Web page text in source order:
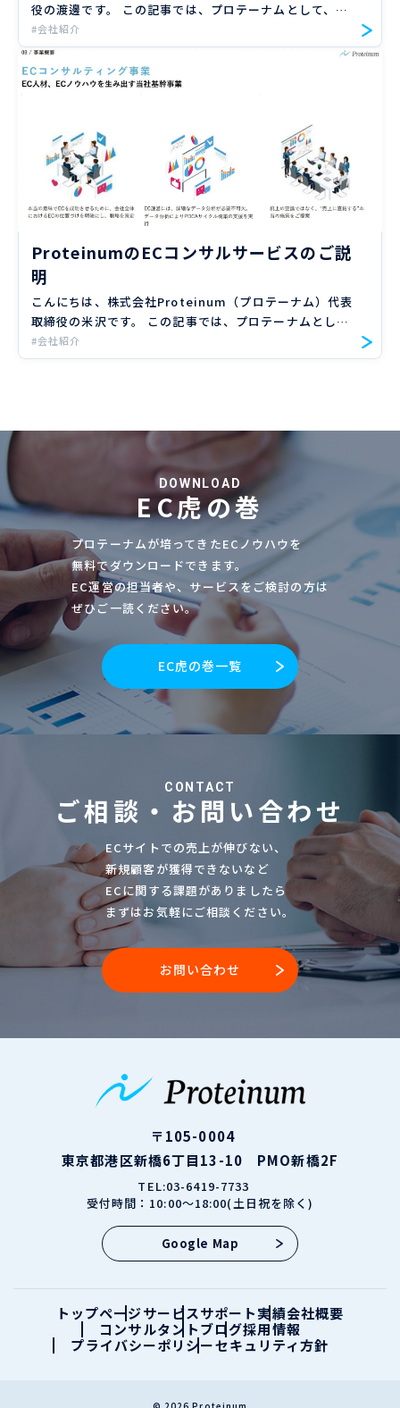
役の渡邊です。 この記事では、プロテーナムとして、ど
のようにEC業界に貢献していくか、という話をしていき
ます。はい、採用向けの記事です。記事の内容に共感いた
だける […]
#会社紹介
ProteinumのECコンサルサービスのご説
明
こんにちは、株式会社Proteinum（プロテーナム）代表
取締役の米沢です。 この記事では、プロテーナムとして
提供している「ECコンサルティングサービス」について
まとめてみました。 「具体的にどんなことをやっている
#会社紹介
DOWNLOAD
EC虎の巻
プロテーナムが培ってきたECノウハウを
無料でダウンロードできます。
EC運営の担当者や、サービスをご検討の方は
ぜひご一読ください。
EC虎の巻一覧
CONTACT
ご相談・お問い合わせ
ECサイトでの売上が伸びない、
新規顧客が獲得できないなど
ECに関する課題がありましたら
まずはお気軽にご相談ください。
お問い合わせ
〒105-0004
東京都港区新橋6丁目13-10 PMO新橋2F
TEL:03-6419-7733
受付時間：10:00～18:00(土日祝を除く)
Google Map
トップページサービスサポート実績会社概要
コンサルタントブログ採用情報
プライバシーポリシーセキュリティ方針